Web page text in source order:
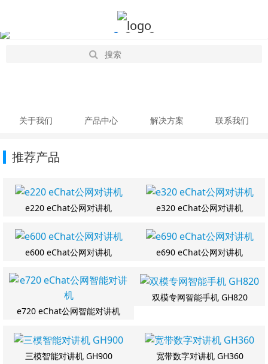
关于我们 产品中心 解决方案 联系我们
推荐产品
e220 eChat公网对讲机 e320 eChat公网对讲机
e600 eChat公网对讲机 e690 eChat公网对讲机
e720 eChat公网智能对讲机
双模专网智能手机 GH820
三模智能对讲机 GH900 宽带数字对讲机 GH360